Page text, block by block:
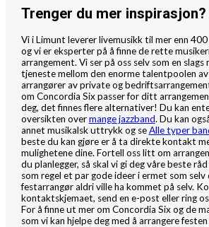
Trenger du mer inspirasjon?
Vi i Limunt leverer livemusikk til mer enn
og vi er eksperter på å finne de rette
arrangement. Vi ser på oss selv som en slags
tjeneste mellom den enorme talentpoolen
arrangører av private og
om Concordia Six passer for ditt
deg, det finnes flere alternativer! Du kan
oversikten overmange jazzband. Du kan
annet musikalsk uttrykk og seAlle typer
beste du kan gjøre er å ta direkte kontakt
mulighetene dine. Fortell oss litt om
du planlegger, så skal vi gi deg våre beste
som regel et par gode ideer i ermet som selv
festarrangør aldri ville ha kommet på selv.
kontaktskjemaet, send en e-post eller ring
For å finne ut mer om Concordia Six og de
som vi kan hjelpe deg med å arrangere